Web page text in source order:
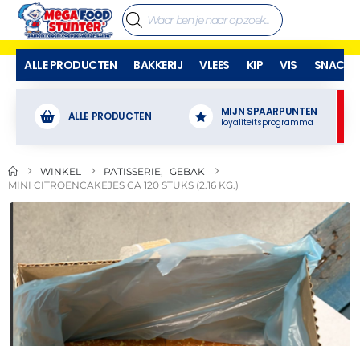
ALLE PRODUCTEN BAKKERIJ VLEES KIP VIS SNACKS
ALLE PRODUCTEN MIJN SPAARPUNTEN
loyaliteitsprogramma
WINKEL PATISSERIE
GEBAK
MINI CITROENCAKEJES CA 120 STUKS (2.16 KG.)